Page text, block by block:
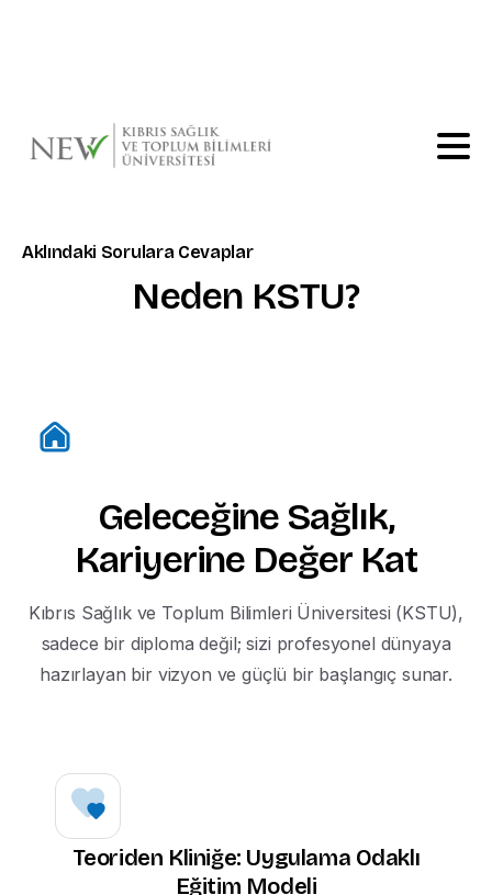
Aklındaki Sorulara Cevaplar
Neden KSTU?
Geleceğine Sağlık,
Kariyerine Değer Kat
Kıbrıs Sağlık ve Toplum Bilimleri Üniversitesi (KSTU),
sadece bir diploma değil; sizi profesyonel dünyaya
hazırlayan bir vizyon ve güçlü bir başlangıç sunar.
Teoriden Kliniğe: Uygulama Odaklı
Eğitim Modeli